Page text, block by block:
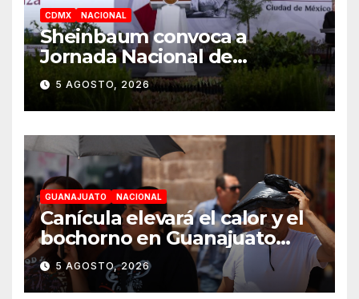
CDMX NACIONAL
Sheinbaum convoca a
Jornada Nacional de
Reforestación el 9 de agosto
5 AGOSTO, 2026
GUANAJUATO NACIONAL
Canícula elevará el calor y el
bochorno en Guanajuato
durante agosto
5 AGOSTO, 2026